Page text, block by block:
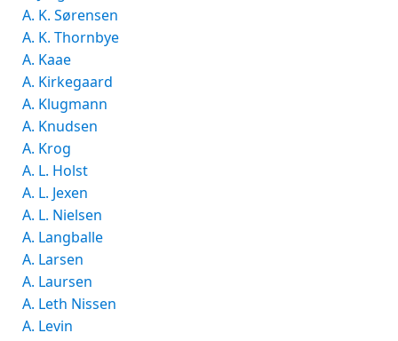
A. K. Sørensen
A. K. Thornbye
A. Kaae
A. Kirkegaard
A. Klugmann
A. Knudsen
A. Krog
A. L. Holst
A. L. Jexen
A. L. Nielsen
A. Langballe
A. Larsen
A. Laursen
A. Leth Nissen
A. Levin